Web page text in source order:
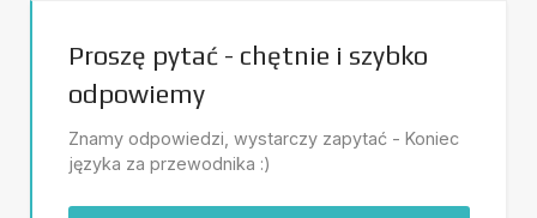
Proszę pytać - chętnie i szybko
odpowiemy
Znamy odpowiedzi, wystarczy zapytać - Koniec
języka za przewodnika :)